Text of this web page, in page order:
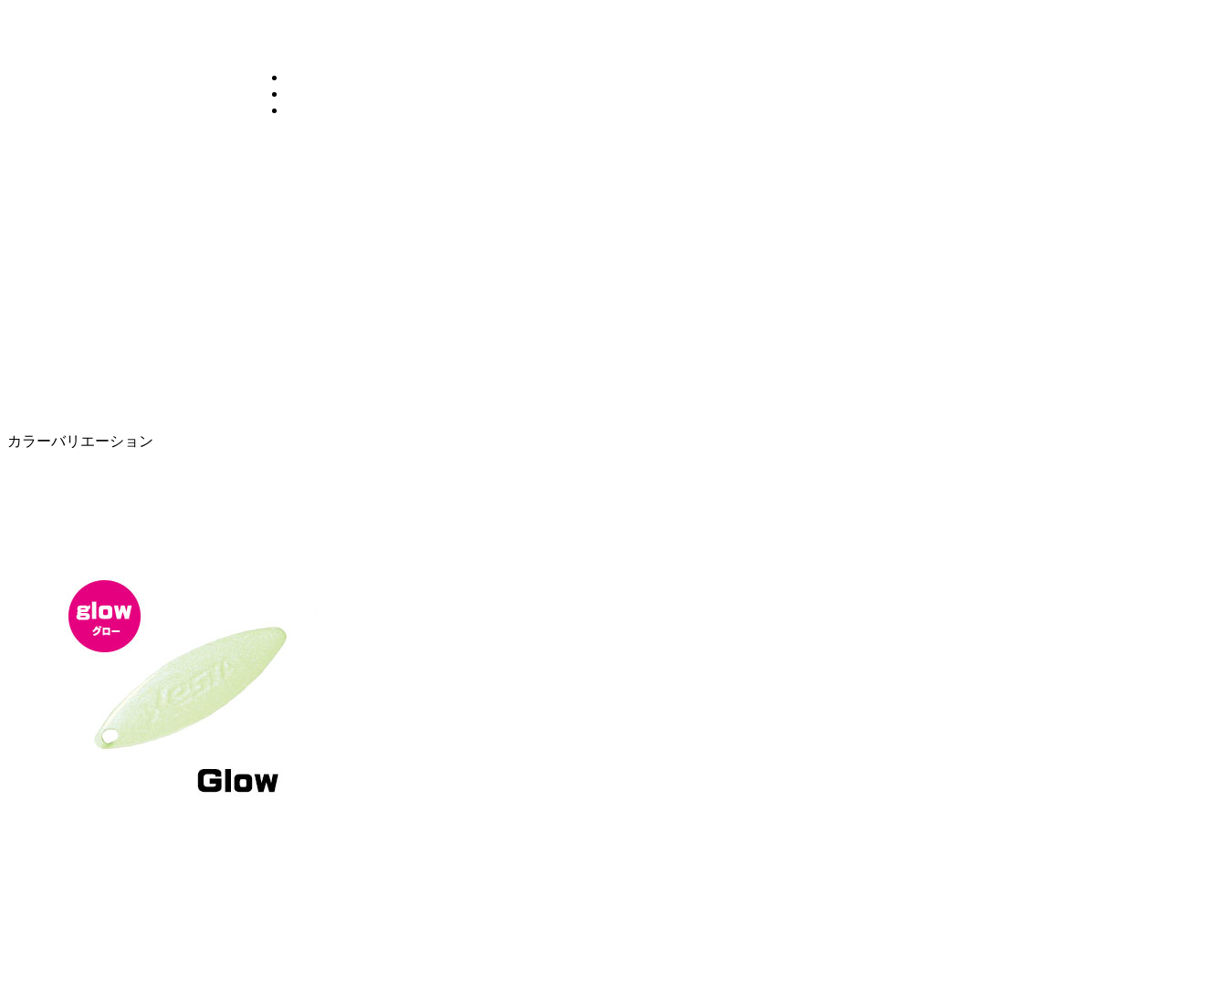
カラーバリエーション